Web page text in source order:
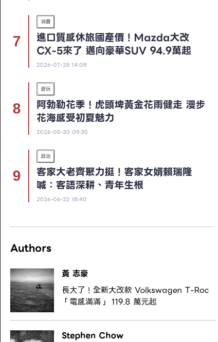
消費
進口質感休旅國產價！Mazda大改
CX-5來了 邁向豪華SUV 94.9萬起
2026-07-28 14:08
遊玩
阿勃勒花季！虎頭埤黃金花雨健走 漫步
花海感受初夏魅力
2026-05-30 09:35
政治
客家大老齊聚力挺！客家女婿賴瑞隆
喊：客語深耕、青年生根
2026-06-22 18:40
Authors
黃 志豪
長大了！全新大改款 Volkswagen T-Roc
「電感滿滿」 119.8 萬元起
Stephen Chow